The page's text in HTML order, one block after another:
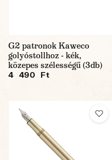
G2 patronok Kaweco
golyóstollhoz - kék,
közepes szélességű (3db)
4 490 Ft